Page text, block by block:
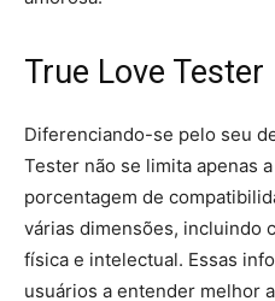
True Love Tester
Diferenciando-se pelo seu
Tester não se limita apenas
porcentagem de
várias dimensões, incluindo
física e intelectual. Essas
usuários a entender melhor